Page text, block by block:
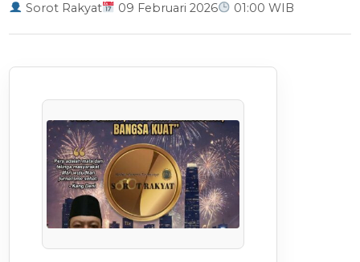
Sorot Rakyat 09 Februari 2026 01:00 WIB